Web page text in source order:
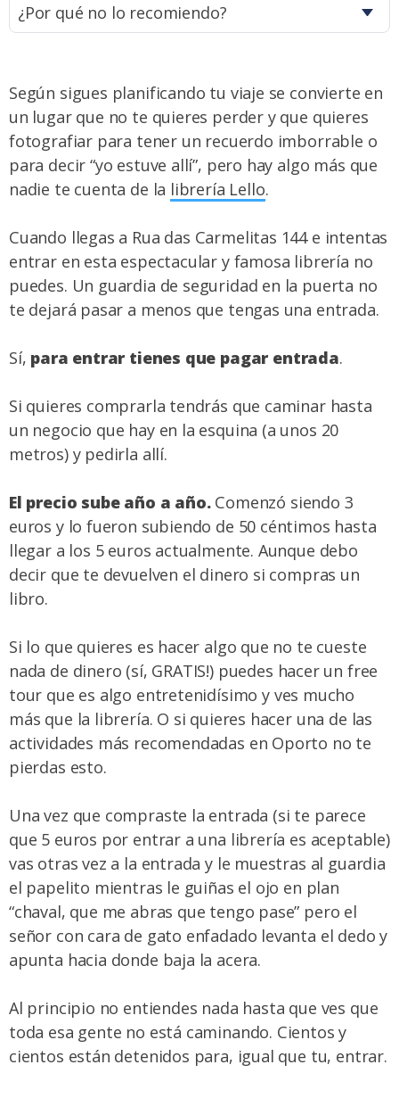
¿Por qué no lo recomiendo?
Según sigues planificando tu viaje se convierte en
un lugar que no te quieres perder y que quieres
fotografiar para tener un recuerdo imborrable o
para decir “yo estuve allí”, pero hay algo más que
nadie te cuenta de la librería Lello.
Cuando llegas a Rua das Carmelitas 144 e intentas
entrar en esta espectacular y famosa librería no
puedes. Un guardia de seguridad en la puerta no
te dejará pasar a menos que tengas una entrada.
Sí, para entrar tienes que pagar entrada.
Si quieres comprarla tendrás que caminar hasta
un negocio que hay en la esquina (a unos 20
metros) y pedirla allí.
El precio sube año a año. Comenzó siendo 3
euros y lo fueron subiendo de 50 céntimos hasta
llegar a los 5 euros actualmente. Aunque debo
decir que te devuelven el dinero si compras un
libro.
Si lo que quieres es hacer algo que no te cueste
nada de dinero (sí, GRATIS!) puedes hacer un free
tour que es algo entretenidísimo y ves mucho
más que la librería. O si quieres hacer una de las
actividades más recomendadas en Oporto no te
pierdas esto.
Una vez que compraste la entrada (si te parece
que 5 euros por entrar a una librería es aceptable)
vas otras vez a la entrada y le muestras al guardia
el papelito mientras le guiñas el ojo en plan
“chaval, que me abras que tengo pase” pero el
señor con cara de gato enfadado levanta el dedo y
apunta hacia donde baja la acera.
Al principio no entiendes nada hasta que ves que
toda esa gente no está caminando. Cientos y
cientos están detenidos para, igual que tu, entrar.